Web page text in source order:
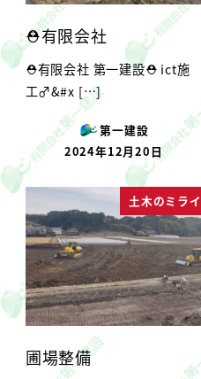
⛑有限会社
⛑有限会社 第一建設⛑ ict施
工‍♂&#x […]
第一建設
投稿日
2024年12月20日
土木のミライ
圃場整備